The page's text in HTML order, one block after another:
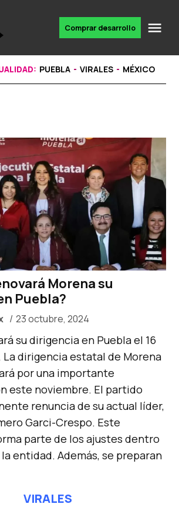
noticias
Comprar desarrollo
PUEBLA VIRALES MÉXICO
Morena su
Puebla?
23 octubre, 2024
su dirigencia en Puebla el 16
dirigencia estatal de Morena
por una importante
este noviembre. El partido
renuncia de su actual líder,
Garci-Crespo. Este
parte de los ajustes dentro
entidad. Además, se preparan
VIRALES